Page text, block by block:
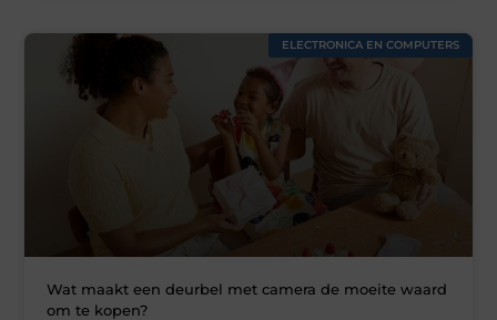
ELECTRONICA EN COMPUTERS
Wat maakt een deurbel met camera de moeite waard
om te kopen?